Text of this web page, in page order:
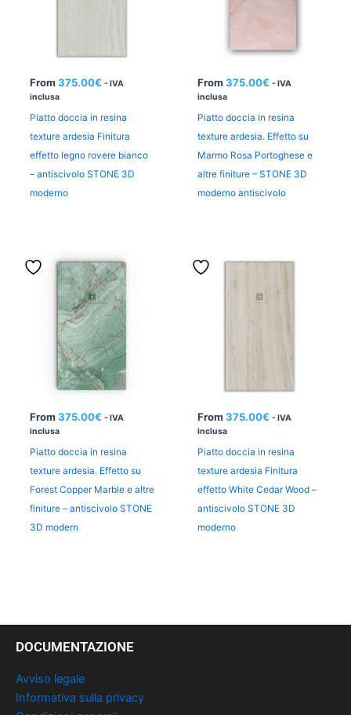
From 375.00€ - IVA
inclusa
Piatto doccia in resina
texture ardesia Finitura
effetto legno rovere bianco
– antiscivolo STONE 3D
moderno
From 375.00€ - IVA
inclusa
Piatto doccia in resina
texture ardesia. Effetto su
Marmo Rosa Portoghese e
altre finiture – STONE 3D
moderno antiscivolo
From 375.00€ - IVA
inclusa
Piatto doccia in resina
texture ardesia. Effetto su
Forest Copper Marble e altre
finiture – antiscivolo STONE
3D modern
From 375.00€ - IVA
inclusa
Piatto doccia in resina
texture ardesia Finitura
effetto White Cedar Wood –
antiscivolo STONE 3D
moderno
DOCUMENTAZIONE
Avviso legale
Informativa sulla privacy